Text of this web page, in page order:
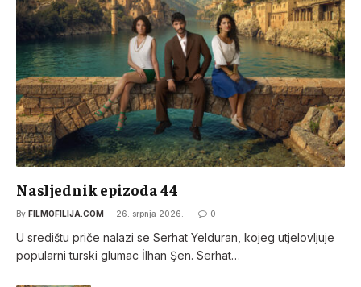
Nasljednik epizoda 44
By FILMOFILIJA.COM 26. srpnja 2026. 0
U središtu priče nalazi se Serhat Yelduran, kojeg utjelovljuje
popularni turski glumac İlhan Şen. Serhat…